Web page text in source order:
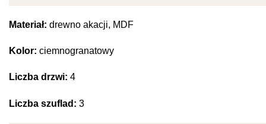
Materiał: drewno akacji, MDF
Kolor: ciemnogranatowy
Liczba drzwi: 4
Liczba szuflad: 3